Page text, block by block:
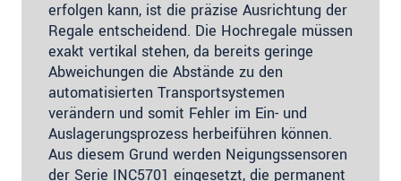
erfolgen kann, ist die präzise Ausrichtung der
Regale entscheidend. Die Hochregale müssen
exakt vertikal stehen, da bereits geringe
Abweichungen die Abstände zu den
automatisierten Transportsystemen
verändern und somit Fehler im Ein- und
Auslagerungsprozess herbeiführen können.
Aus diesem Grund werden Neigungssensoren
der Serie INC5701 eingesetzt, die permanent